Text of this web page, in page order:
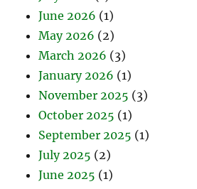
June 2026 (1)
May 2026 (2)
March 2026 (3)
January 2026 (1)
November 2025 (3)
October 2025 (1)
September 2025 (1)
July 2025 (2)
June 2025 (1)